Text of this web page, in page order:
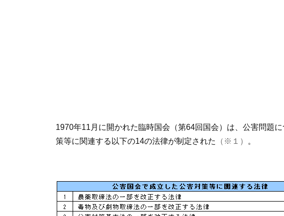
1970年11月に開かれた臨時国会（第64回国会）は、公害問題
策等に関連する以下の14の法律が制定された
（※１） 。